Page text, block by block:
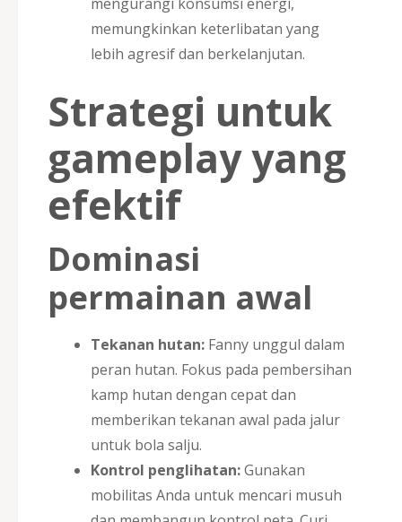
memungkinkan keterlibatan yang
lebih agresif dan berkelanjutan.
Strategi untuk
gameplay yang
efektif
Dominasi
permainan awal
Tekanan hutan: Fanny unggul dalam
peran hutan. Fokus pada pembersihan
kamp hutan dengan cepat dan
memberikan tekanan awal pada jalur
untuk bola salju.
Kontrol penglihatan:Gunakan
mobilitas Anda untuk mencari musuh